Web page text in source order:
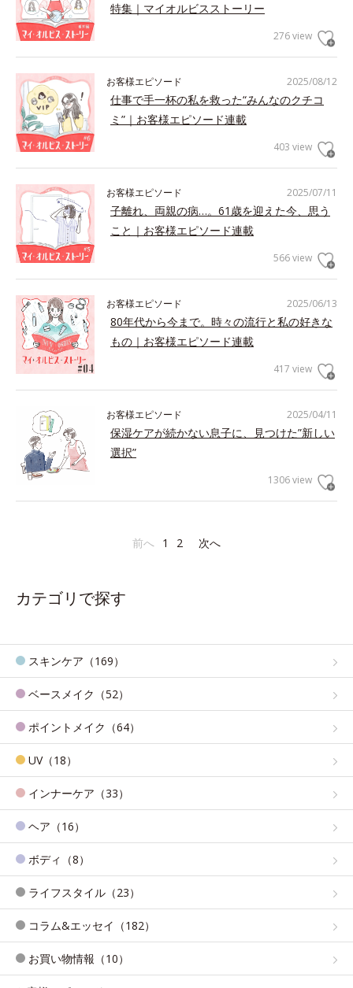
特集｜マイオルビスストーリー
276 view
2025/08/12
お客様エピソード
仕事で手一杯の私を救った“みんなのクチコ
ミ”｜お客様エピソード連載
403 view
2025/07/11
お客様エピソード
子離れ、両親の病…。61歳を迎えた今、思う
こと｜お客様エピソード連載
566 view
2025/06/13
お客様エピソード
80年代から今まで。時々の流行と私の好きな
もの｜お客様エピソード連載
417 view
2025/04/11
お客様エピソード
保湿ケアが続かない息子に、見つけた”新しい
選択”
1306 view
前へ 1 2 次へ
カテゴリで探す
スキンケア（169）
ベースメイク（52）
ポイントメイク（64）
UV（18）
インナーケア（33）
ヘア（16）
ボディ（8）
ライフスタイル（23）
コラム&エッセイ（182）
お買い物情報（10）